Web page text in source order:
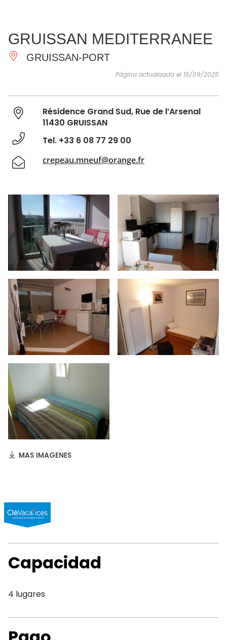
IMPRESCINDIBLES
HACER
INSPIRACIONES
GRUISSAN MEDITERRANEE
GRUISSAN-PORT
Página actualizada el 15/09/2025
Résidence Grand Sud, Rue de l’Arsenal
11430 GRUISSAN
Tel. +33 6 08 77 29 00
crepeau.mneuf@orange.fr
MAS IMAGENES
Capacidad
4 lugares